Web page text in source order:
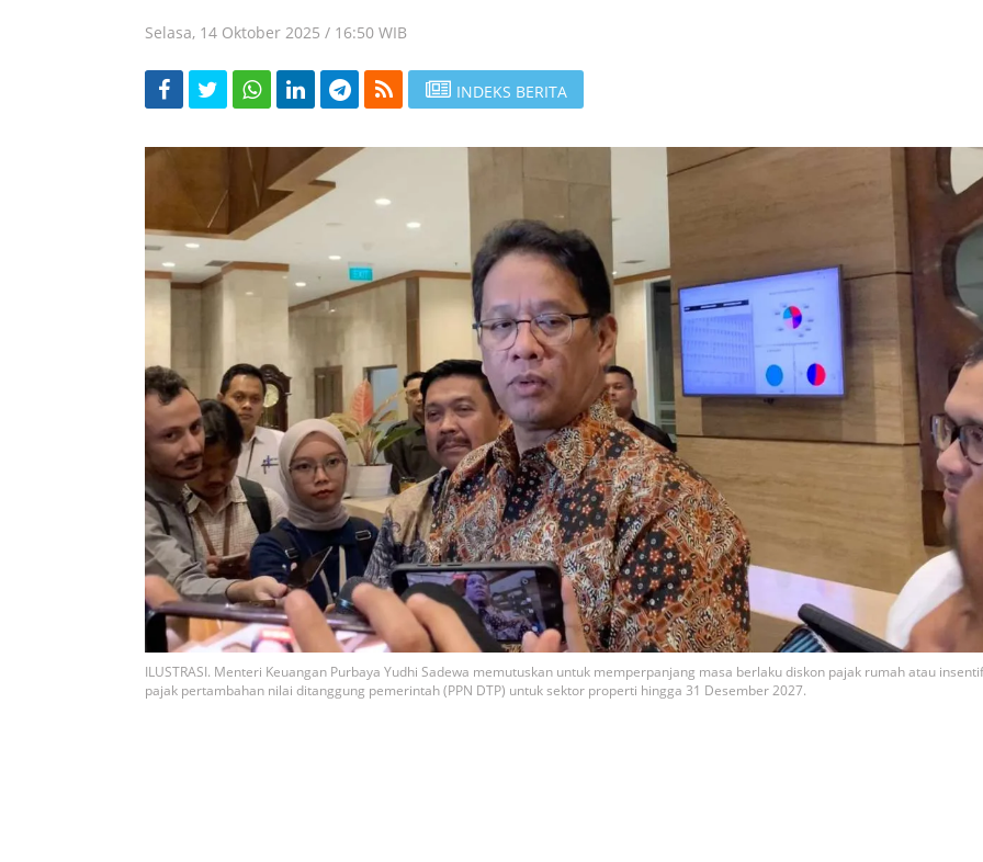
Selasa, 14 Oktober 2025 / 16:50 WIB
INDEKS BERITA
ILUSTRASI. Menteri Keuangan Purbaya Yudhi Sadewa memutuskan untuk memperpanjang masa berlaku diskon pajak rumah atau insentif
pajak pertambahan nilai ditanggung pemerintah (PPN DTP) untuk sektor properti hingga 31 Desember 2027.